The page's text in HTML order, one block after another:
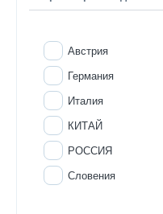
Австрия
Германия
Италия
КИТАЙ
РОССИЯ
Словения